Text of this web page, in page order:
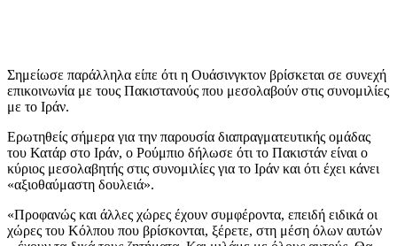
Σημείωσε παράλληλα είπε ότι η Ουάσινγκτον βρίσκεται σε συνεχή
επικοινωνία με τους Πακιστανούς που μεσολαβούν στις συνομιλίες
με το Ιράν.
Ερωτηθείς σήμερα για την παρουσία διαπραγματευτικής ομάδας
του Κατάρ στο Ιράν, ο Ρούμπιο δήλωσε ότι το Πακιστάν είναι ο
κύριος μεσολαβητής στις συνομιλίες για το Ιράν και ότι έχει κάνει
«αξιοθαύμαστη δουλειά».
«Προφανώς και άλλες χώρες έχουν συμφέροντα, επειδή ειδικά οι
χώρες του Κόλπου που βρίσκονται, ξέρετε, στη μέση όλων αυτών